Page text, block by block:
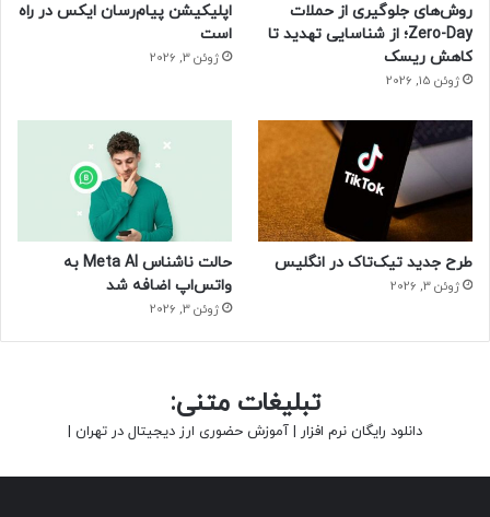
روش‌های جلوگیری از حملات
Zero-Day؛ از شناسایی تهدید تا
کاهش ریسک
ژوئن 15, 2026
اپلیکیشن پیام‌رسان ایکس در راه
است
ژوئن 3, 2026
طرح جدید تیک‌تاک در انگلیس
ژوئن 3, 2026
حالت ناشناس Meta AI به
واتس‌اپ اضافه شد
ژوئن 3, 2026
تبلیغات متنی:
دانلود رایگان نرم افزار | آموزش حضوری ارز دیجیتال در تهران |